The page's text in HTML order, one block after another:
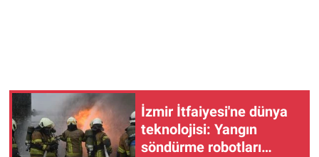
İzmir İtfaiyesi'ne dünya
teknolojisi: Yangın
söndürme robotları